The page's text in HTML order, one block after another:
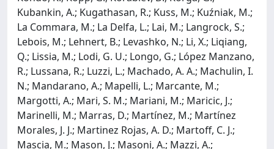
Kubankin, A.; Kugathasan, R.; Kuss, M.; Kuźniak, M.;
La Commara, M.; La Delfa, L.; Lai, M.; Langrock, S.;
Lebois, M.; Lehnert, B.; Levashko, N.; Li, X.; Liqiang,
Q.; Lissia, M.; Lodi, G. U.; Longo, G.; López Manzano,
R.; Lussana, R.; Luzzi, L.; Machado, A. A.; Machulin, I.
N.; Mandarano, A.; Mapelli, L.; Marcante, M.;
Margotti, A.; Mari, S. M.; Mariani, M.; Maricic, J.;
Marinelli, M.; Marras, D.; Martínez, M.; Martínez
Morales, J. J.; Martinez Rojas, A. D.; Martoff, C. J.;
Mascia, M.; Mason, J.; Masoni, A.; Mazzi, A.;